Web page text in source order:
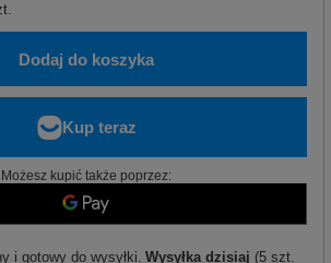
Dodaj do koszyka
Możesz kupić także poprzez:
i gotowy do wysyłki Wysyłka dzisiaj (5 szt.